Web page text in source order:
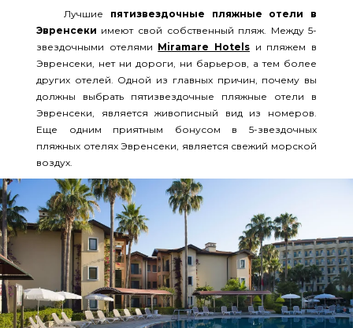
Лучшие пятизвездочные пляжные отели в
Эвренсеки имеют свой собственный пляж. Между 5-
звездочными отелями Miramare Hotels и пляжем в
Эвренсеки, нет ни дороги, ни барьеров, а тем более
других отелей. Одной из главных причин, почему вы
должны выбрать пятизвездочные пляжные отели в
Эвренсеки, является живописный вид из номеров.
Еще одним приятным бонусом в 5-звездочных
пляжных отелях Эвренсеки, является свежий морской
воздух.